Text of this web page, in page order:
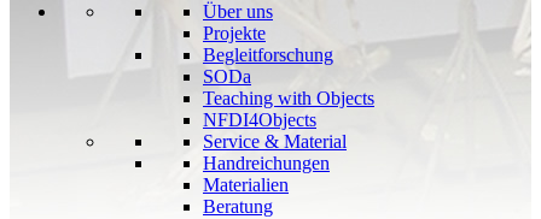
Über uns
Projekte
Begleitforschung
SODa
Teaching with Objects
NFDI4Objects
Service & Material
Handreichungen
Materialien
Beratung